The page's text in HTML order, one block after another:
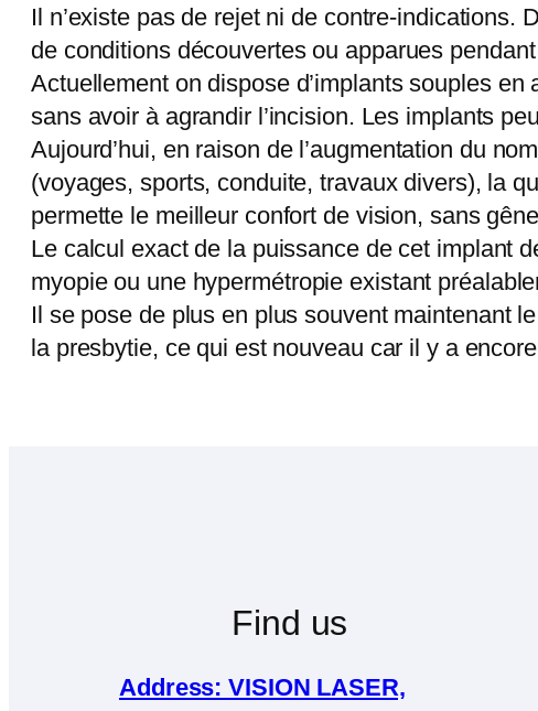
Il n’existe pas de rejet ni de contre-indications.
de conditions découvertes ou apparues
Actuellement on dispose d’implants souples
sans avoir à agrandir l’incision. Les implants
Aujourd’hui, en raison de l’augmentation du
(voyages, sports, conduite, travaux divers), la
permette le meilleur confort de vision, sans
Le calcul exact de la puissance de cet implant
myopie ou une hypermétropie existant
Il se pose de plus en plus souvent maintenant
la presbytie, ce qui est nouveau car il y a
Find us
Address: VISION LASER,